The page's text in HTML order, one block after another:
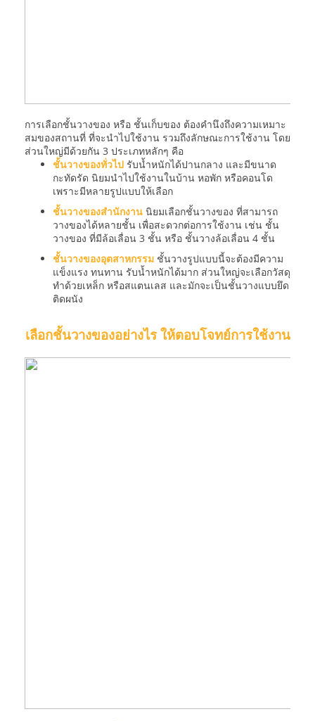
การเลือกชั้นวางของ หรือ ชั้นเก็บของ ต้องคำนึงถึงความเหมาะ
สมของสถานที่ ที่จะนำไปใช้งาน รวมถึงลักษณะการใช้งาน โดย
ส่วนใหญ่มีด้วยกัน 3 ประเภทหลักๆ คือ
ชั้นวางของทั่วไป รับน้ำหนักได้ปานกลาง และมีขนาด
กะทัดรัด นิยมนำไปใช้งานในบ้าน หอพัก หรือคอนโด
เพราะมีหลายรูปแบบให้เลือก
ชั้นวางของสำนักงาน นิยมเลือกชั้นวางของ ที่สามารถ
วางของได้หลายชั้น เพื่อสะดวกต่อการใช้งาน เช่น ชั้น
วางของ ที่มีล้อเลื่อน 3 ชั้น หรือ ชั้นวางล้อเลื่อน 4 ชั้น
ชั้นวางของอุตสาหกรรม ชั้นวางรูปแบบนี้จะต้องมีความ
แข็งแรง ทนทาน รับน้ำหนักได้มาก ส่วนใหญ่จะเลือกวัสดุ
ทำด้วยเหล็ก หรือสแตนเลส และมักจะเป็นชั้นวางแบบยึด
ติดผนัง
เลือกชั้นวางของอย่างไร ให้ตอบโจทย์การใช้งาน